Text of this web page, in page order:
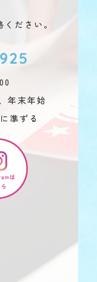
ださい。
年末年始
準ずる